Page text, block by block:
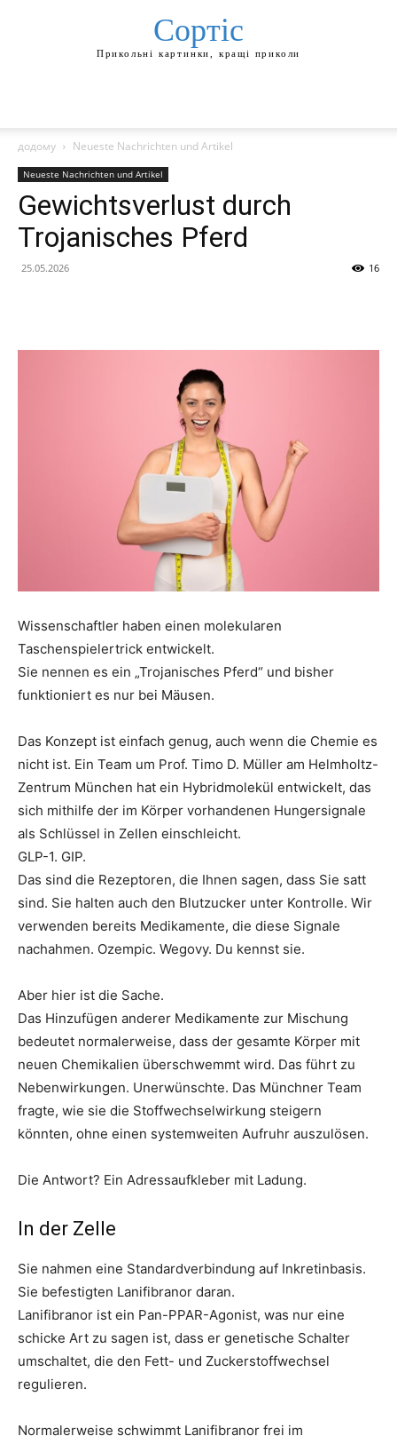
Сортіс
Прикольні картинки, кращі приколи
додому Neueste Nachrichten und Artikel
Neueste Nachrichten und Artikel
Gewichtsverlust durch
Trojanisches Pferd
25.05.2026 16
Wissenschaftler haben einen molekularen
Taschenspielertrick entwickelt.
Sie nennen es ein „Trojanisches Pferd“ und bisher
funktioniert es nur bei Mäusen.
Das Konzept ist einfach genug, auch wenn die Chemie es
nicht ist. Ein Team um Prof. Timo D. Müller am Helmholtz-
Zentrum München hat ein Hybridmolekül entwickelt, das
sich mithilfe der im Körper vorhandenen Hungersignale
als Schlüssel in Zellen einschleicht.
GLP-1. GIP.
Das sind die Rezeptoren, die Ihnen sagen, dass Sie satt
sind. Sie halten auch den Blutzucker unter Kontrolle. Wir
verwenden bereits Medikamente, die diese Signale
nachahmen. Ozempic. Wegovy. Du kennst sie.
Aber hier ist die Sache.
Das Hinzufügen anderer Medikamente zur Mischung
bedeutet normalerweise, dass der gesamte Körper mit
neuen Chemikalien überschwemmt wird. Das führt zu
Nebenwirkungen. Unerwünschte. Das Münchner Team
fragte, wie sie die Stoffwechselwirkung steigern
könnten, ohne einen systemweiten Aufruhr auszulösen.
Die Antwort? Ein Adressaufkleber mit Ladung.
In der Zelle
Sie nahmen eine Standardverbindung auf Inkretinbasis.
Sie befestigten Lanifibranor daran.
Lanifibranor ist ein Pan-PPAR-Agonist, was nur eine
schicke Art zu sagen ist, dass er genetische Schalter
umschaltet, die den Fett- und Zuckerstoffwechsel
regulieren.
Normalerweise schwimmt Lanifibranor frei im